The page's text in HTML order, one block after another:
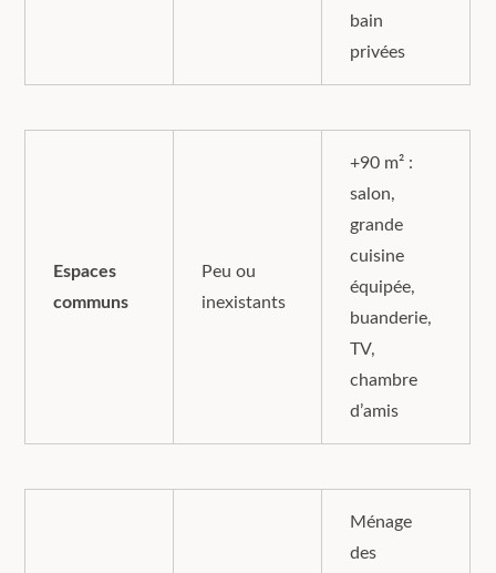
bain
privées
Espaces
communs
Peu ou
inexistants
+90 m² :
salon,
grande
cuisine
équipée,
buanderie,
TV,
chambre
d’amis
Ménage
des